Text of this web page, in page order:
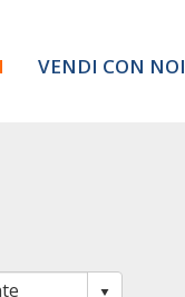
VENDI CON NOI